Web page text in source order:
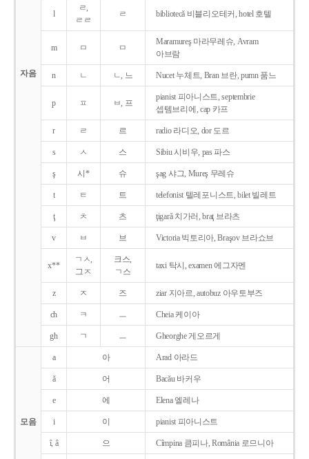
자음
l
ㄹ,
ㄹㄹ
ㄹ bibliotecǎ 비블리오테커, hotel 호텔
m ㅁ ㅁ
Maramureş 마라무레슈, Avram
아브람
n ㄴ ㄴ, 느 Nucet 누체트, Bran 브란, pumn 품느
p ㅍ ㅂ, 프
pianist 피아니스트, septembrie
셉템브리에, cap 카프
r ㄹ 르 radio 라디오, dor 도르
s ㅅ 스 Sibiu 시비우, pas 파스
ş 시* 슈 şag 샤그, Mureş 무레슈
t ㅌ 트 telefonist 텔레포니스트, bilet 빌레트
ţ ㅊ 츠 ţigarǎ 치가러, braţ 브라츠
v ㅂ 브 Victoria 빅토리아, Braşov 브라쇼브
x**
ㄱㅅ,
그ㅈ
크스,
ㄱ스
taxi 탁시, examen 에그자멘
z ㅈ 즈 ziar 지아르, autobuz 아우토부즈
ch ㅋ ㅡ Cheia 케이아
gh ㄱ ㅡ Gheorghe 게오르게
모음
a 아 Arad 아라드
ǎ 어 Bacǎu 바커우
e 에 Elena 엘레나
i 이 pianist 피아니스트
î, â 으 Cîmpina 큼피나, România 로므니아